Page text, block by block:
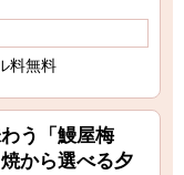
料無料
う「鰻屋梅
から選べる夕